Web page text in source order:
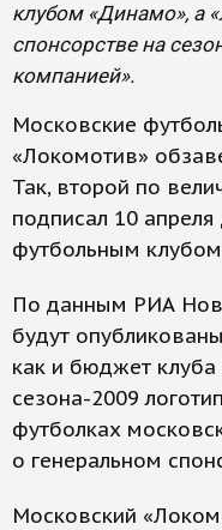
клубом «Динамо», а
спонсорстве на
компанией».
Московские
«Локомотив»
Так, второй по
подписал 10
футбольным
По данным РИА
будут
как и бюджет клуба
сезона-2009
футболках
о генеральном
Московский